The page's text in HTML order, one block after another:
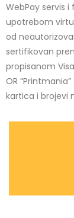
WebPay servis
upotrebom
od
sertifikovan
propisanom
OR
kartica i brojevi